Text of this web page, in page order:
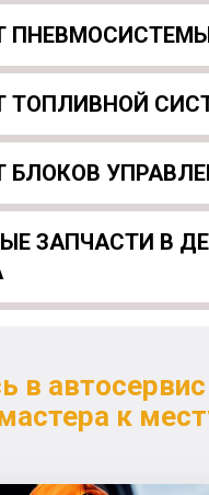
ТОПЛИВНОЙ
БЛОКОВ
ЗАПЧАСТИ В
в
к